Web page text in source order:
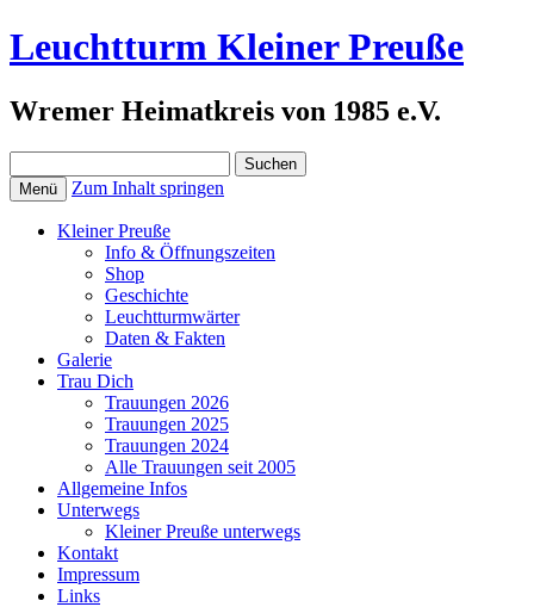
Leuchtturm Kleiner Preuße
Wremer Heimatkreis von 1985 e.V.
nach:
Menü Zum Inhalt springen
Kleiner Preuße
Info & Öffnungszeiten
Shop
Geschichte
Leuchtturmwärter
Daten & Fakten
Galerie
Trau Dich
Trauungen 2026
Trauungen 2025
Trauungen 2024
Alle Trauungen seit 2005
Allgemeine Infos
Unterwegs
Kleiner Preuße unterwegs
Kontakt
Impressum
Links